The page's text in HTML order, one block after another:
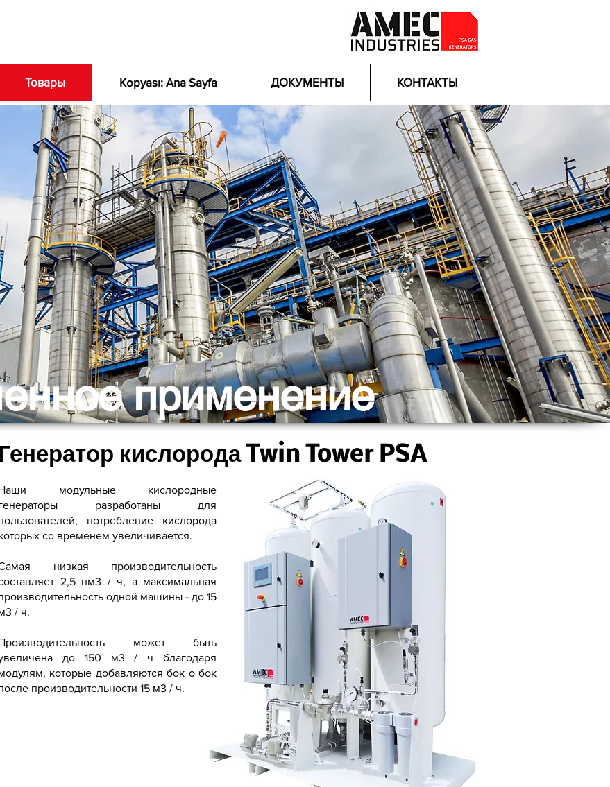
Товары Kopyası: Ana Sayfa ДОКУМЕНТЫ КОНТАКТЫ
применение
Генератор кислорода Twin Tower PSA
модульные кислородные
разработаны для
потребление кислорода
со временем увеличивается.
низкая производительность
2,5 нм3 / ч, а максимальная
одной машины - до 15
/ ч.
может быть
до 150 м3 / ч благодаря
которые добавляются бок о бок
производительности 15 м3 / ч.